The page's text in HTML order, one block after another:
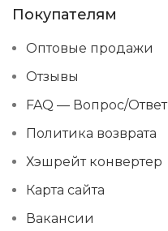
Покупателям
Оптовые продажи
Отзывы
FAQ — Вопрос/Ответ
Политика возврата
Хэшрейт конвертер
Карта сайта
Вакансии